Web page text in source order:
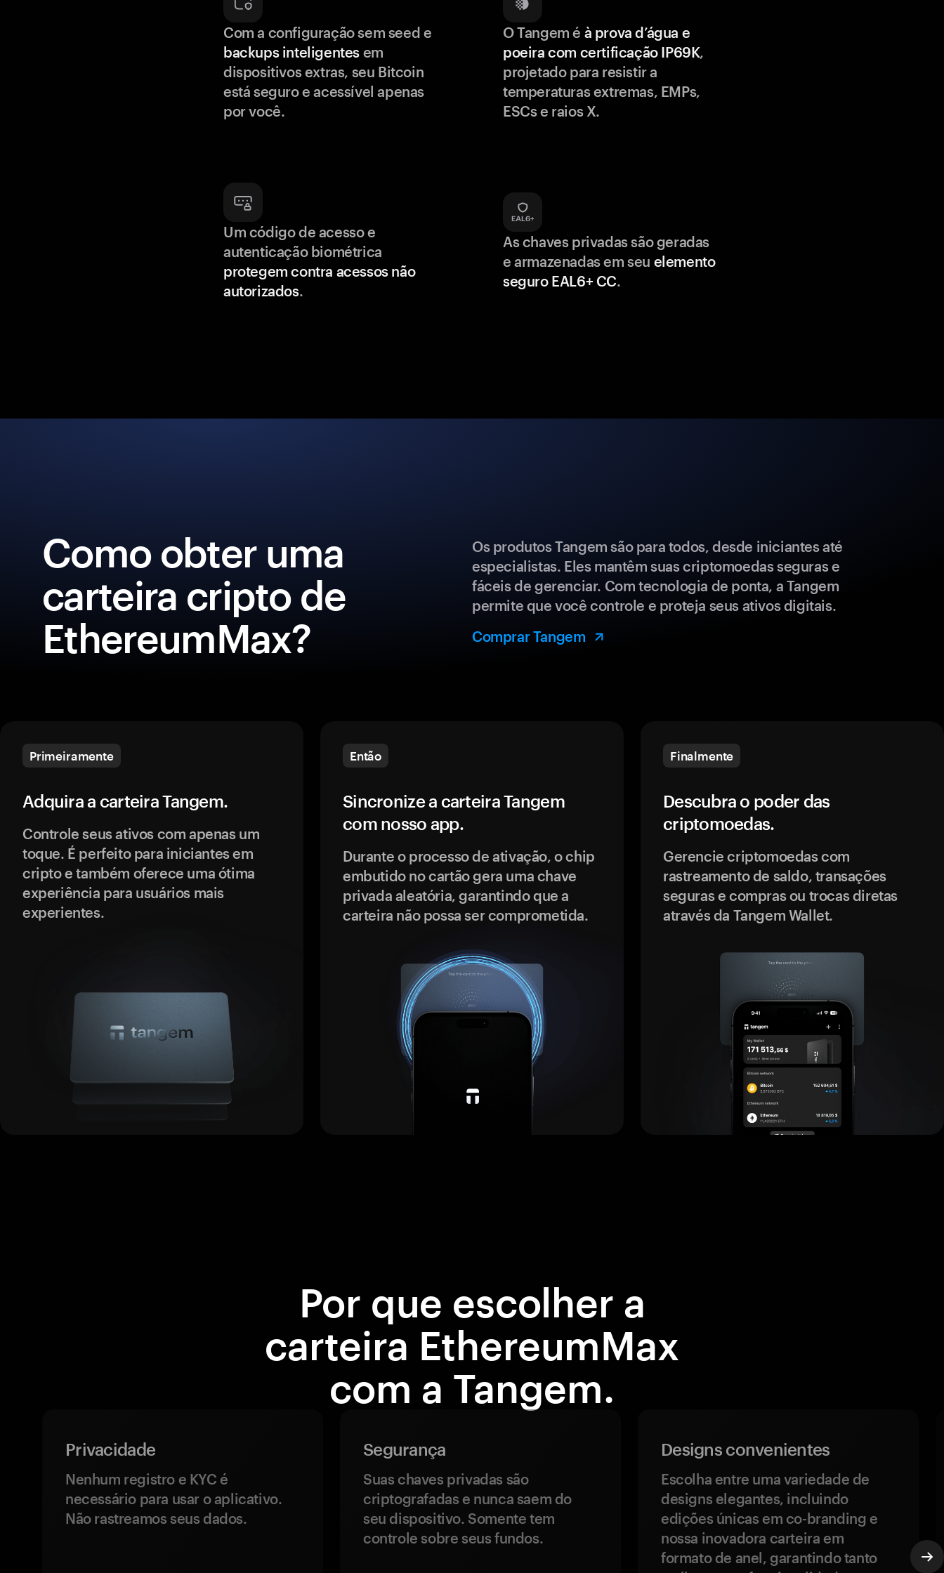
Com a configuração sem seed e
backups inteligentes em
dispositivos extras, seu Bitcoin
está seguro e acessível apenas
por você.
O Tangem é à prova d’água e
poeira com certificação IP69K,
projetado para resistir a
temperaturas extremas, EMPs,
ESCs e raios X.
Um código de acesso e
autenticação biométrica
protegem contra acessos não
autorizados.
As chaves privadas são geradas
e armazenadas em seu elemento
seguro EAL6+ CC.
Como obter uma
carteira cripto de
EthereumMax?
Os produtos Tangem são para todos, desde iniciantes até
especialistas. Eles mantêm suas criptomoedas seguras e
fáceis de gerenciar. Com tecnologia de ponta, a Tangem
permite que você controle e proteja seus ativos digitais.
Comprar Tangem
Primeiramente
Adquira a carteira Tangem.
Controle seus ativos com apenas um
toque. É perfeito para iniciantes em
cripto e também oferece uma ótima
experiência para usuários mais
experientes.
Então
Sincronize a carteira Tangem
com nosso app.
Durante o processo de ativação, o chip
embutido no cartão gera uma chave
privada aleatória, garantindo que a
carteira não possa ser comprometida.
Finalmente
Descubra o poder das
criptomoedas.
Gerencie criptomoedas com
rastreamento de saldo, transações
seguras e compras ou trocas diretas
através da Tangem Wallet.
Por que escolher a
carteira EthereumMax
com a Tangem.
Privacidade
Nenhum registro e KYC é
necessário para usar o aplicativo.
Não rastreamos seus dados.
Segurança
Suas chaves privadas são
criptografadas e nunca saem do
seu dispositivo. Somente tem
controle sobre seus fundos.
Designs convenientes
Escolha entre uma variedade de
designs elegantes, incluindo
edições únicas em co-branding e
nossa inovadora carteira em
formato de anel, garantindo tanto